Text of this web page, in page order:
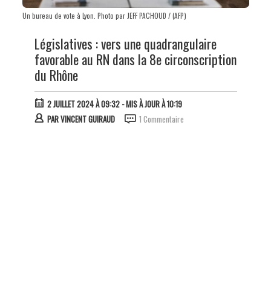
Un bureau de vote à Lyon. Photo par JEFF PACHOUD / (AFP)
Législatives : vers une quadrangulaire
favorable au RN dans la 8e circonscription
du Rhône
2 JUILLET 2024 À 09:32- MIS À JOUR À 10:19
PARVINCENT GUIRAUD 1 Commentaire